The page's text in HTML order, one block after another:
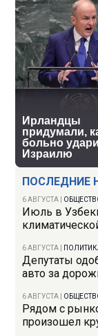
ПОСЛЕДНИЕ
6 АВГУСТА
Июль в
6 АВГУСТА
Депутаты
авто за
6 АВГУСТА
Рядом с
произошел